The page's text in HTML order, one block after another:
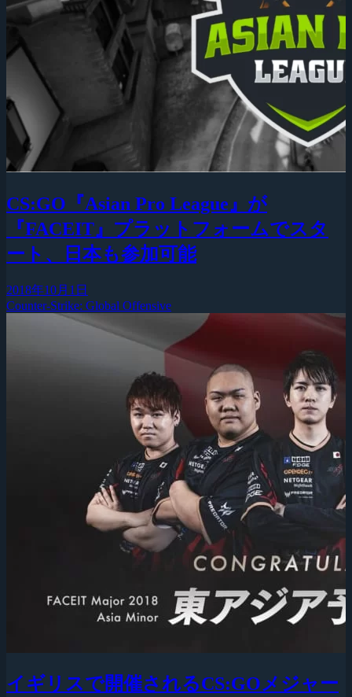
CS:GO『Asian Pro League』が
『FACEIT』プラットフォームでスタ
ート、日本も参加可能
2018年10月1日
Counter-Strike: Global Offensive
イギリスで開催されるCS:GOメジャー